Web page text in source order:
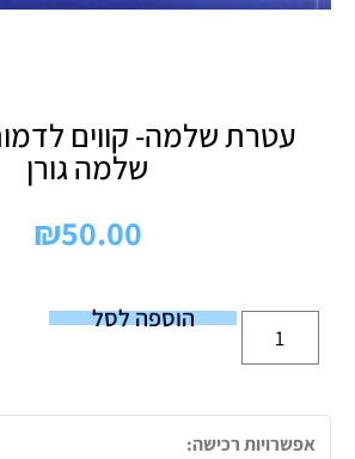
עטרת שלמה- קווים
שלמה גורן
₪50.00
הוספה לסל
אפשרויות רכישה: